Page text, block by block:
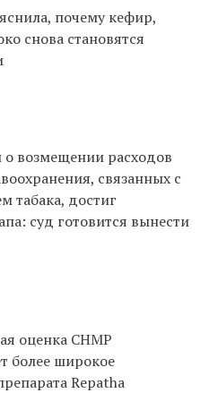
почему кефир,
снова становятся
возмещении расходов
связанных с
табака, достиг
суд готовится вынести
оценка CHMP
более широкое
Repatha